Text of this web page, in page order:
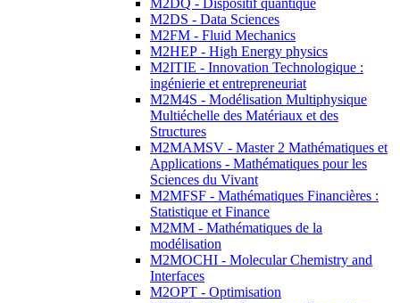
M2DQ - Dispositif quantique
M2DS - Data Sciences
M2FM - Fluid Mechanics
M2HEP - High Energy physics
M2ITIE - Innovation Technologique :
ingénierie et entrepreneuriat
M2M4S - Modélisation Multiphysique
Multiéchelle des Matériaux et des
Structures
M2MAMSV - Master 2 Mathématiques et
Applications - Mathématiques pour les
Sciences du Vivant
M2MFSF - Mathématiques Financières :
Statistique et Finance
M2MM - Mathématiques de la
modélisation
M2MOCHI - Molecular Chemistry and
Interfaces
M2OPT - Optimisation